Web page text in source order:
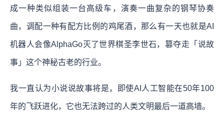
成一种类似组装一台高级车，演奏一曲复杂的钢琴协奏
曲，调配一种有配方比例的鸡尾酒，那么有一天也就是AI
机器人会像AlphaGo灭了世界棋圣李世石，篡夺走「说故
事」这个神秘古老的行业。
我一直认为小说说故事将是，即使AI人工智能在50年100
年的飞跃进化，它也无法跨过的人类文明最后一道高墙。